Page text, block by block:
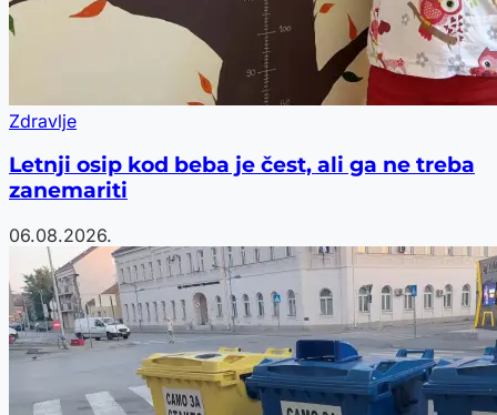
Zdravlje
Letnji osip kod beba je čest, ali ga ne treba
zanemariti
06.08.2026.